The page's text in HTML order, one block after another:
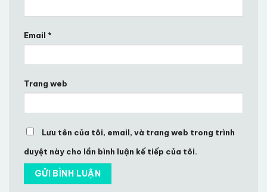
Email *
Trang web
Lưu tên của tôi, email, và trang web trong trình
duyệt này cho lần bình luận kế tiếp của tôi.